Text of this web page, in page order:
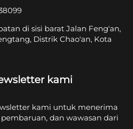
di sisi barat Jalan Feng'an,
Distrik Chao'an, Kota
kami
kami untuk menerima
dan wawasan dari